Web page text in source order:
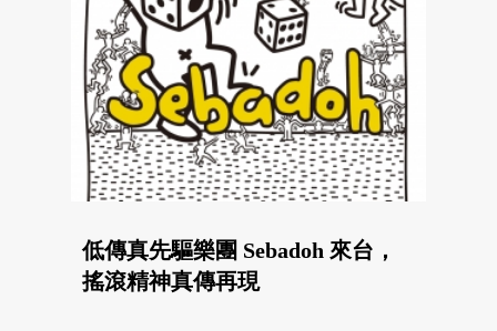
低傳真先驅樂團 Sebadoh 來台，
搖滾精神真傳再現